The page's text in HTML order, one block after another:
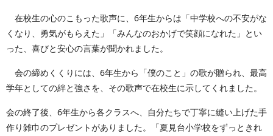
在校生の心のこもった歌声に、6年生からは「中学校への不安がな
くなり、勇気がもらえた」「みんなのおかげで笑顔になれた」とい
った、喜びと安心の言葉が聞かれました。
会の締めくくりには、6年生から「僕のこと」の歌が贈られ、最高
学年としての絆と強さを、その歌声で在校生に示してくれました。
会の終了後、6年生から各クラスへ、自分たちで丁寧に縫い上げた手
作り雑巾のプレゼントがありました。「夏見台小学校をずっときれ